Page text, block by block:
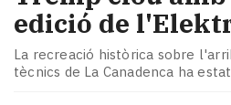
edició de
La recreació històrica sobre
tècnics de La Canadenca ha